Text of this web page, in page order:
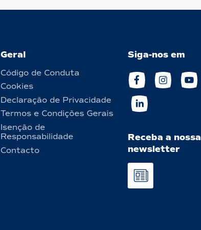
Geral
Código de Conduta
Cookies
Declaração de Privacidade
Termos e Condições Gerais
Isenção de
Responsabilidade
Contacto
Siga-nos em
Receba a nossa
newsletter